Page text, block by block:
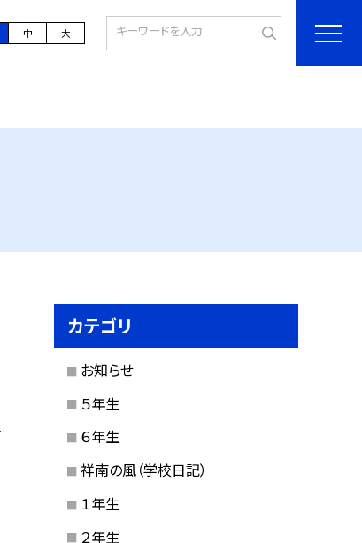
中 大
カテゴリ
お知らせ
５年生
６年生
祥南の風（学校日記）
１年生
２年生